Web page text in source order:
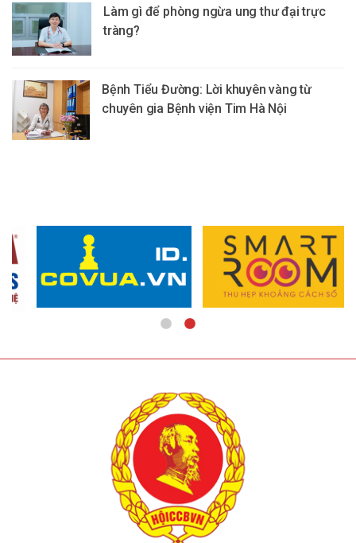
Làm gì để phòng ngừa ung thư đại trực
tràng?
Bệnh Tiểu Đường: Lời khuyên vàng từ
chuyên gia Bệnh viện Tim Hà Nội